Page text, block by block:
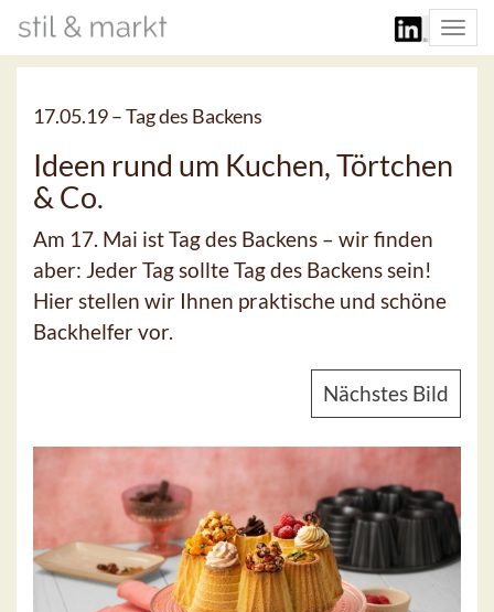
17.05.19 –Tag des Backens
Ideen rund um Kuchen, Törtchen
& Co.
Am 17. Mai ist Tag des Backens – wir finden
aber: Jeder Tag sollte Tag des Backens sein!
Hier stellen wir Ihnen praktische und schöne
Backhelfer vor.
Nächstes Bild